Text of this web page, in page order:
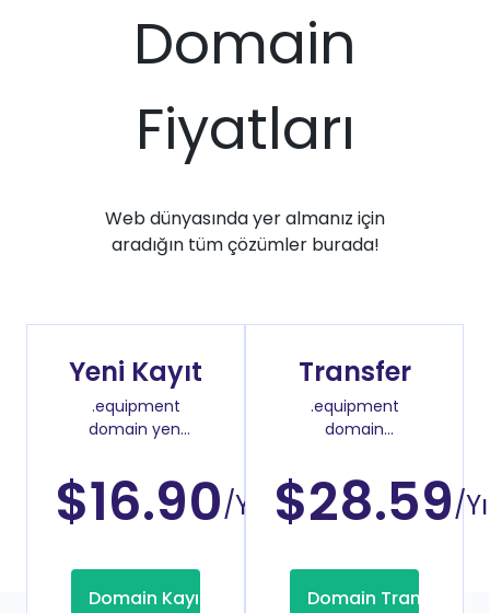
Domain
Fiyatları
Web dünyasında yer almanız için
aradığın tüm çözümler burada!
Yeni Kayıt
.equipment
domain yeni
$16.90/Yıl
Domain Kayıt
Transfer
.equipment
domain
$28.59/
Domain Transfer